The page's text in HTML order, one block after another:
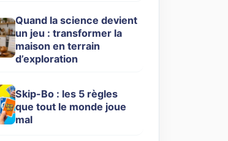
Quand la science devient
un jeu : transformer la
maison en terrain
d’exploration
Skip-Bo : les 5 règles
que tout le monde joue
mal